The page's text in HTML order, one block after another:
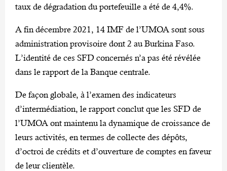
taux de dégradation du portefeuille a été de 4,4%.
A fin décembre 2021, 14 IMF de l’UMOA sont sous
administration provisoire dont 2 au Burkina Faso.
L’identité de ces SFD concernés n’a pas été révélée
dans le rapport de la Banque centrale.
De façon globale, à l’examen des indicateurs
d’intermédiation, le rapport conclut que les SFD de
l’UMOA ont maintenu la dynamique de croissance de
leurs activités, en termes de collecte des dépôts,
d’octroi de crédits et d’ouverture de comptes en faveur
de leur clientèle.